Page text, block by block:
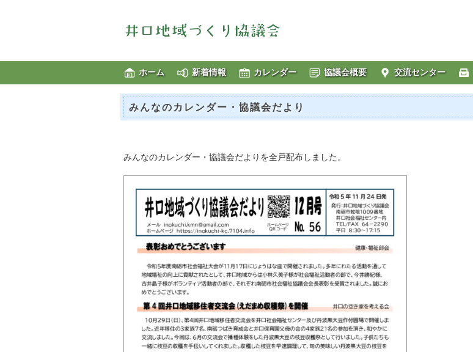
ホーム 新着情報 カレンダー 協議会概要 交流センター
みんなのカレンダー・協議会だより
みんなのカレンダー・協議会だよりを全戸配布しました。